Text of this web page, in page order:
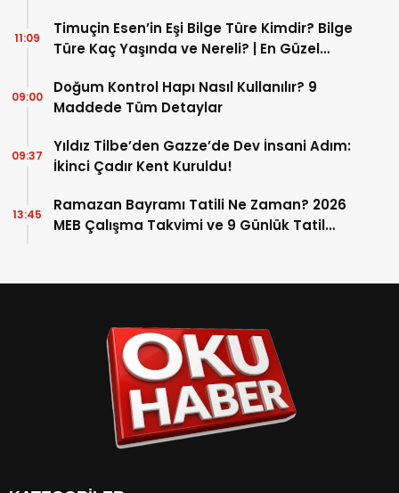
Timuçin Esen’in Eşi Bilge Türe Kimdir? Bilge
Türe Kaç Yaşında ve Nereli? | En Güzel
11:09
Doğum Kontrol Hapı Nasıl Kullanılır? 9
Maddede Tüm Detaylar
09:00
Yıldız Tilbe’den Gazze’de Dev İnsani Adım:
İkinci Çadır Kent Kuruldu!
09:37
Ramazan Bayramı Tatili Ne Zaman? 2026
MEB Çalışma Takvimi ve 9 Günlük Tatil
13:45